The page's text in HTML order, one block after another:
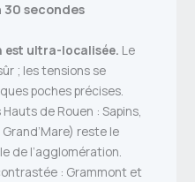
30 secondes
est ultra-localisée. Le
; les tensions se
poches précises.
Hauts de Rouen : Sapins,
reste le
de l’agglomération.
: Grammont et